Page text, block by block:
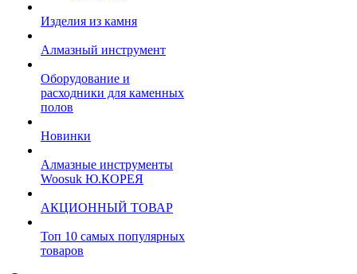
Изделия из камня
Алмазный инструмент
Оборудование и
расходники для каменных
полов
Новинки
Алмазные инструменты
Woosuk Ю.КОРЕЯ
АКЦИОННЫЙ ТОВАР
Топ 10 самых популярных
товаров